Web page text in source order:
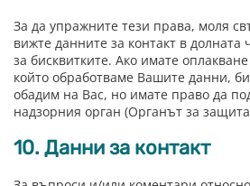
За да упражните тези права, моля
вижте данните за контакт в долната
за бисквитките. Ако имате
който обработваме Вашите данни,
обадим на Вас, но имате право да
надзорния орган (Органът за
10. Данни за контакт